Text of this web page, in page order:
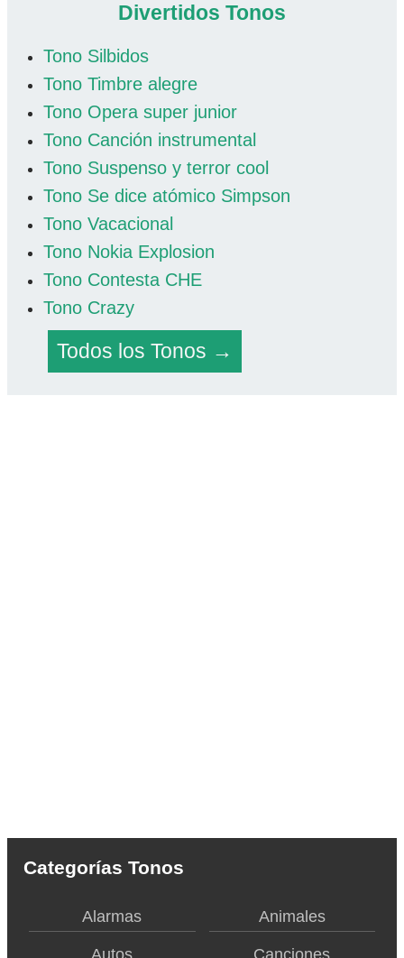
Divertidos Tonos
Tono Silbidos
Tono Timbre alegre
Tono Opera super junior
Tono Canción instrumental
Tono Suspenso y terror cool
Tono Se dice atómico Simpson
Tono Vacacional
Tono Nokia Explosion
Tono Contesta CHE
Tono Crazy
Todos los Tonos →
Categorías Tonos
Alarmas Animales
Autos Canciones